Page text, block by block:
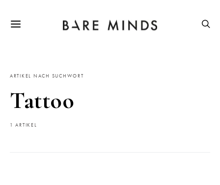
ARTIKEL NACH SUCHWORT
Tattoo
1 ARTIKEL